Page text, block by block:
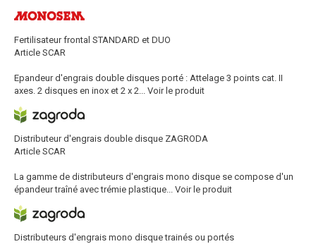
Fertilisateur frontal STANDARD et DUO
Article SCAR
Epandeur d'engrais double disques porté : Attelage 3 points cat. II
axes. 2 disques en inox et 2 x 2... Voir le produit
Distributeur d'engrais double disque ZAGRODA
Article SCAR
La gamme de distributeurs d'engrais mono disque se compose d'un
épandeur traîné avec trémie plastique... Voir le produit
Distributeurs d'engrais mono disque trainés ou portés